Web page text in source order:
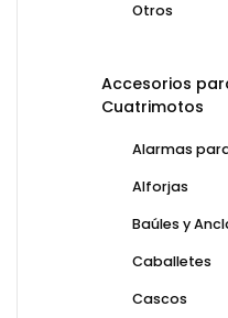
Otros
Accesorios
Cuatrimotos
Alarmas
Alforjas
Baúles y
Caballetes
Cascos